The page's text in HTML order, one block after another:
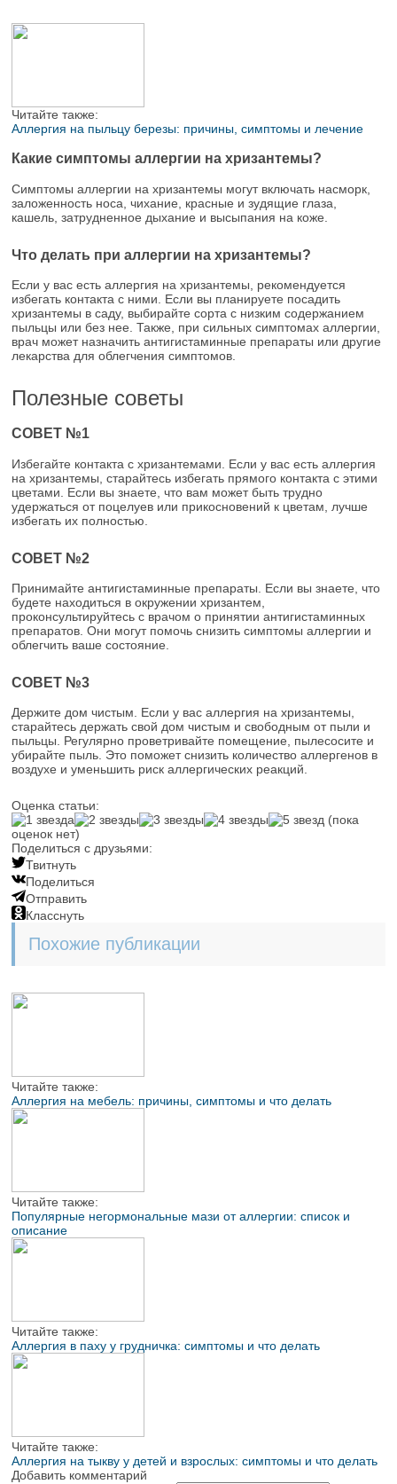
Читайте также:
Аллергия на пыльцу березы: причины, симптомы и лечение
Какие симптомы аллергии на хризантемы?
Симптомы аллергии на хризантемы могут включать насморк,
заложенность носа, чихание, красные и зудящие глаза,
кашель, затрудненное дыхание и высыпания на коже.
Что делать при аллергии на хризантемы?
Если у вас есть аллергия на хризантемы, рекомендуется
избегать контакта с ними. Если вы планируете посадить
хризантемы в саду, выбирайте сорта с низким содержанием
пыльцы или без нее. Также, при сильных симптомах аллергии,
врач может назначить антигистаминные препараты или другие
лекарства для облегчения симптомов.
Полезные советы
СОВЕТ №1
Избегайте контакта с хризантемами. Если у вас есть аллергия
на хризантемы, старайтесь избегать прямого контакта с этими
цветами. Если вы знаете, что вам может быть трудно
удержаться от поцелуев или прикосновений к цветам, лучше
избегать их полностью.
СОВЕТ №2
Принимайте антигистаминные препараты. Если вы знаете, что
будете находиться в окружении хризантем,
проконсультируйтесь с врачом о принятии антигистаминных
препаратов. Они могут помочь снизить симптомы аллергии и
облегчить ваше состояние.
СОВЕТ №3
Держите дом чистым. Если у вас аллергия на хризантемы,
старайтесь держать свой дом чистым и свободным от пыли и
пыльцы. Регулярно проветривайте помещение, пылесосите и
убирайте пыль. Это поможет снизить количество аллергенов в
воздухе и уменьшить риск аллергических реакций.
Оценка статьи:
(пока
оценок нет)
Поделиться с друзьями:
Твитнуть
Поделиться
Отправить
Класснуть
Похожие публикации
Читайте также:
Аллергия на мебель: причины, симптомы и что делать
Читайте также:
Популярные негормональные мази от аллергии: список и
описание
Читайте также:
Аллергия в паху у грудничка: симптомы и что делать
Читайте также:
Аллергия на тыкву у детей и взрослых: симптомы и что делать
Добавить комментарий